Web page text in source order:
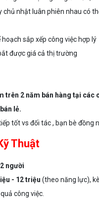
chủ nhật luân phiên nhau có
sắp xếp công việc hợp lý
được giá cả thị trường
trên 2 năm bán hàng tại các
lẻ.
tốt vs đối tác , bạn bè đồng
Thuật
người
- 12 triệu (theo năng lực),
công việc.